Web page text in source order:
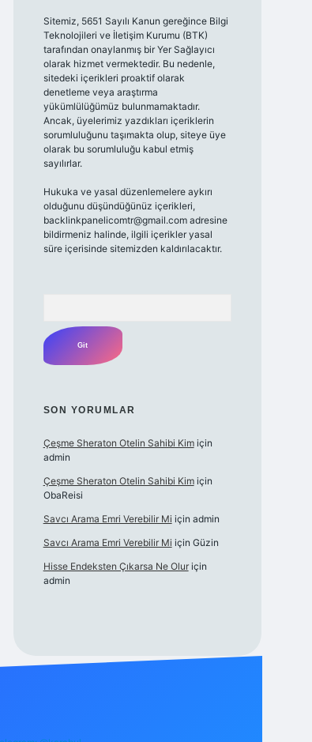
Sitemiz, 5651 Sayılı Kanun gereğince Bilgi
Teknolojileri ve İletişim Kurumu (BTK)
tarafından onaylanmış bir Yer Sağlayıcı
olarak hizmet vermektedir. Bu nedenle,
sitedeki içerikleri proaktif olarak
denetleme veya araştırma
yükümlülüğümüz bulunmamaktadır.
Ancak, üyelerimiz yazdıkları içeriklerin
sorumluluğunu taşımakta olup, siteye üye
olarak bu sorumluluğu kabul etmiş
sayılırlar.
Hukuka ve yasal düzenlemelere aykırı
olduğunu düşündüğünüz içerikleri,
backlinkpanelicomtr@gmail.comadresine
bildirmeniz halinde, ilgili içerikler yasal
süre içerisinde sitemizden kaldırılacaktır.
SON YORUMLAR
Çeşme Sheraton Otelin Sahibi Kimiçin
admin
Çeşme Sheraton Otelin Sahibi Kimiçin
ObaReisi
Savcı Arama Emri Verebilir Mi için admin
Savcı Arama Emri Verebilir Mi için Güzin
Hisse Endeksten Çıkarsa Ne Oluriçin
admin